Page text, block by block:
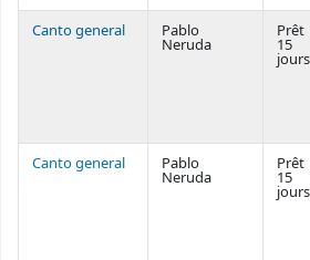
Canto general Pablo
Neruda
Prêt
15
jours
Canto general Pablo
Neruda
Prêt
15
jours